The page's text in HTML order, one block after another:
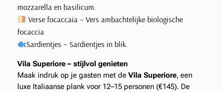
t
l
mozzarella en basilicum.
Verse focaccaia – Vers ambachtelijke biologische
focaccia
Sardientjes – Sardientjes in blik.
Vila Superiore – stijlvol genieten
Maak indruk op je gasten met de Vila Superiore, een
luxe Italiaanse plank voor 12–15 personen (€145). De